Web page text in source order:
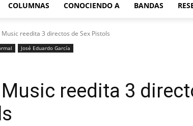
COLUMNAS CONOCIENDO A BANDAS
reedita 3 directos de Sex Pistols
José Eduardo García
reedita 3